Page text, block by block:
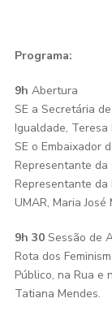
Programa:
9h Abertura
SE a Secretária
Igualdade, Teresa
SE o Embaixador
Representante da
Representante da
UMAR, Maria José
9h 30Sessão de
Rota dos
Público, na Rua e
Tatiana Mendes.